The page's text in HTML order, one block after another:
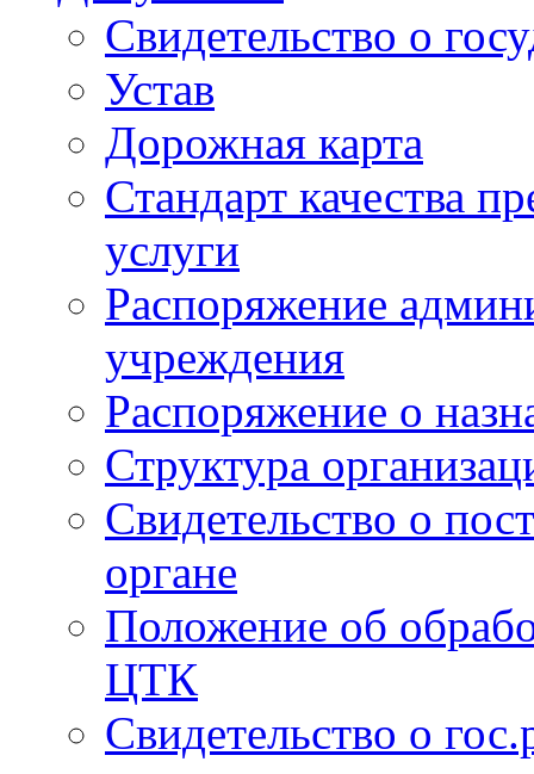
Свидетельство о
Устав
Дорожная карта
Стандарт качества
услуги
Распоряжение
учреждения
Распоряжение о
Структура
Свидетельство о
органе
Положение об
ЦТК
Свидетельство о